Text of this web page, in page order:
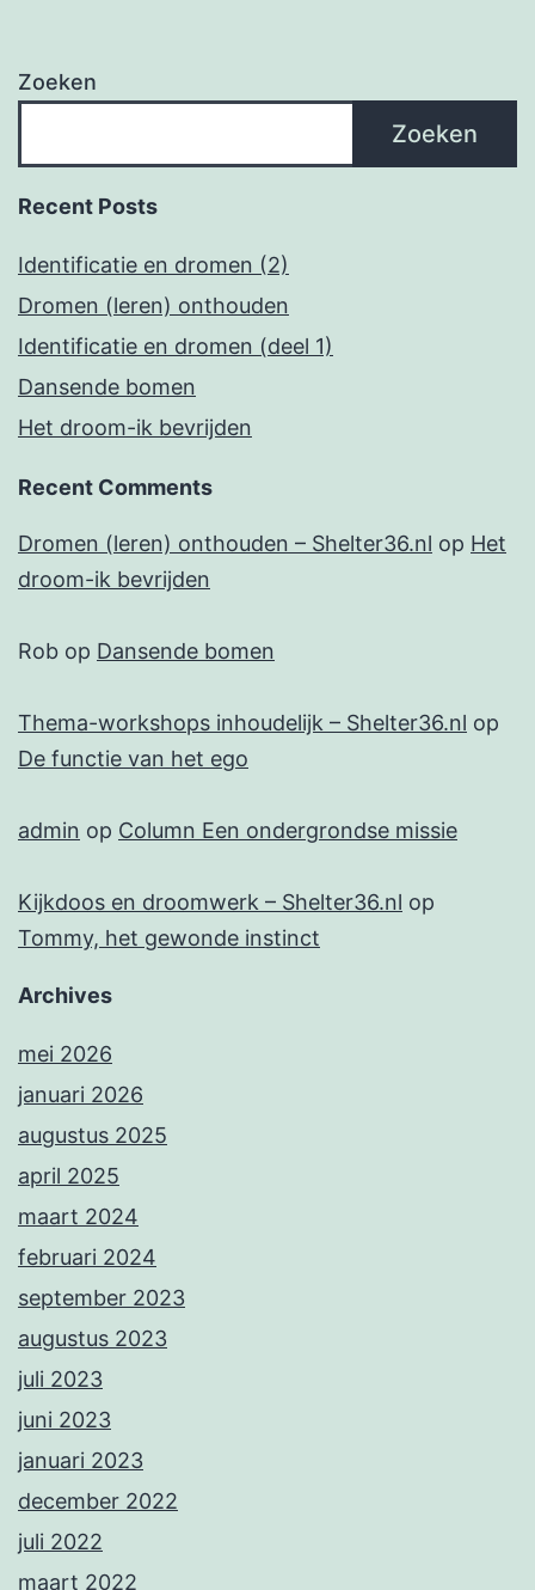
Zoeken
Zoeken
Recent Posts
Identificatie en dromen (2)
Dromen (leren) onthouden
Identificatie en dromen (deel 1)
Dansende bomen
Het droom-ik bevrijden
Recent Comments
Dromen (leren) onthouden – Shelter36.nl op Het
droom-ik bevrijden
Rob op Dansende bomen
Thema-workshops inhoudelijk – Shelter36.nl op
De functie van het ego
admin op Column Een ondergrondse missie
Kijkdoos en droomwerk – Shelter36.nl op
Tommy, het gewonde instinct
Archives
mei 2026
januari 2026
augustus 2025
april 2025
maart 2024
februari 2024
september 2023
augustus 2023
juli 2023
juni 2023
januari 2023
december 2022
juli 2022
maart 2022